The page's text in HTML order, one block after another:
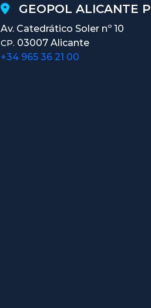
GEOPOL ALICANTE
Av. Catedrático Soler nº 10
CP. 03007 Alicante
+34 965 36 21 00